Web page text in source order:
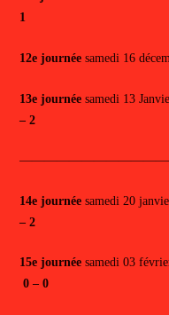
1
12e journéesamedi 16
13e journéesamedi 13
– 2
14e journéesamedi 20
– 2
15e journéesamedi
0 – 0